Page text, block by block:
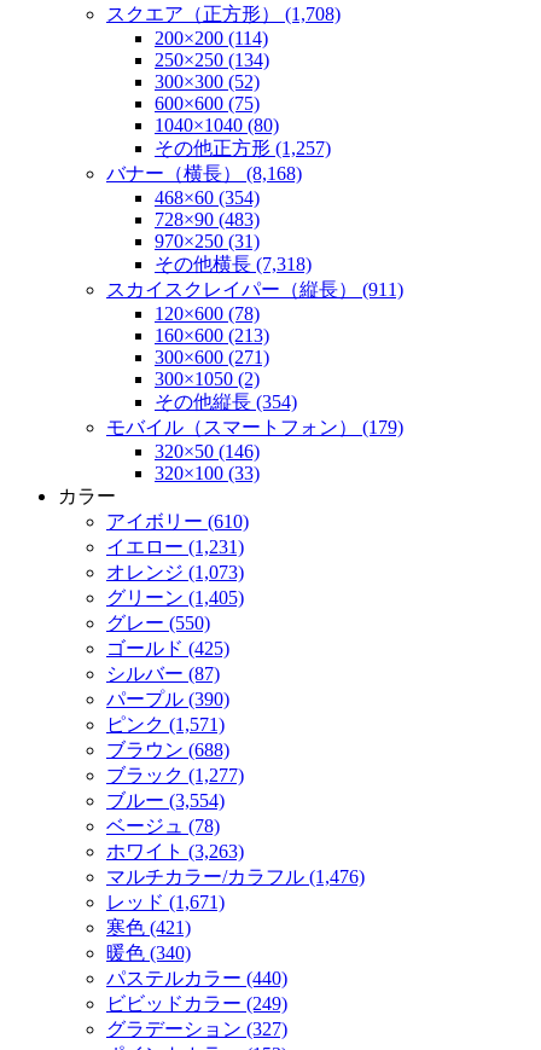
スクエア（正方形） (1,708)
200×200 (114)
250×250 (134)
300×300 (52)
600×600 (75)
1040×1040 (80)
その他正方形 (1,257)
バナー（横長） (8,168)
468×60 (354)
728×90 (483)
970×250 (31)
その他横長 (7,318)
スカイスクレイパー（縦長） (911)
120×600 (78)
160×600 (213)
300×600 (271)
300×1050 (2)
その他縦長 (354)
モバイル（スマートフォン） (179)
320×50 (146)
320×100 (33)
カラー
アイボリー (610)
イエロー (1,231)
オレンジ (1,073)
グリーン (1,405)
グレー (550)
ゴールド (425)
シルバー (87)
パープル (390)
ピンク (1,571)
ブラウン (688)
ブラック (1,277)
ブルー (3,554)
ベージュ (78)
ホワイト (3,263)
マルチカラー/カラフル (1,476)
レッド (1,671)
寒色 (421)
暖色 (340)
パステルカラー (440)
ビビッドカラー (249)
グラデーション (327)